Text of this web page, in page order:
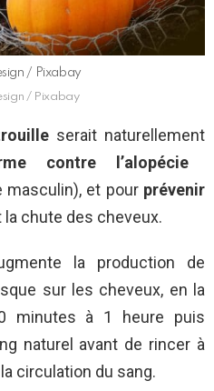
/ Pixabay
/ Pixabay
serait naturellement
contre
l’alopécie
masculin), et pour prévenir
la chute des cheveux.
la production de
sur les cheveux, en la
minutes à 1 heure puis
naturel avant de rincer à
circulation du sang.